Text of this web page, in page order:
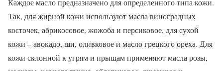
Каждое масло предназначено для определенного типа кожи.
Так, для жирной кожи используют масла виноградных
косточек, абрикосовое, жожоба и персиковое, для сухой
кожи – авокадо, ши, оливковое и масло грецкого ореха. Для
кожи склонной к угрям и прыщам применяют масла розы,